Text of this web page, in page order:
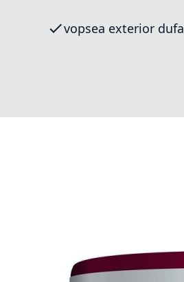
vopsea exterior dufa